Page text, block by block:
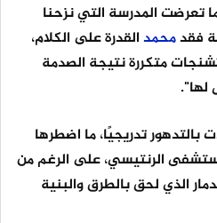
المدرسة التي نزحنا
فقدمحمدالقدرة على الكلام،
متكررة نتيجة الصدمة
لها".
تدريجيًا، ما اضطرها
الرنتيسي، على الرغم من
الذي لحق بالطرق والبنية